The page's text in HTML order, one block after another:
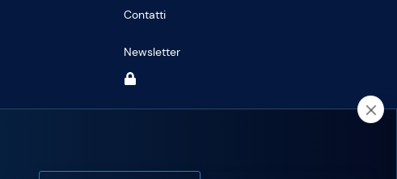
Contatti
Newsletter